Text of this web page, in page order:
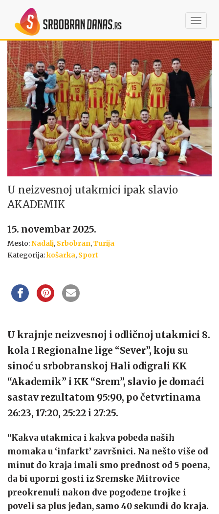
U neizvesnoj utakmici ipak slavio
AKADEMIK
15. novembar 2025.
Mesto:Nadalj, Srbobran,Turija
Kategorija:košarka, Sport
U krajnje neizvesnoj i odličnoj utakmici 8.
kola I Regionalne lige “Sever”, koju su
sinoć u srbobranskoj Hali odigrali KK
“Akademik” i KK “Srem”, slavio je domaći
sastav rezultatom 95:90, po četvrtinama
26:23, 17:20, 25:22 i 27:25.
“Kakva utakmica i kakva pobeda naših
momaka u ‘infarkt’ završnici. Na nešto više od
minut do kraja imali smo prednost od 5 poena,
da bi uporni gosti iz Sremske Mitrovice
preokrenuli nakon dve pogođene trojke i
poveli sa plus jedan, samo 40 sekundi do kraja.